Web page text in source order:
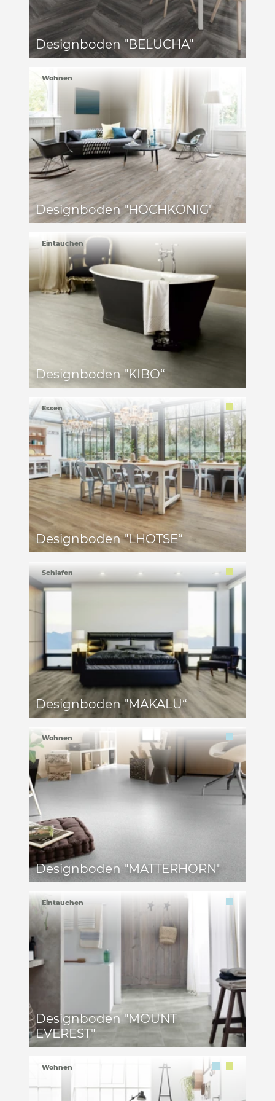
Accessoires
Böden
Sonnen- und Sichtschutz
Vorhänge
Möbelstoffe
Badezimmer
Arbeitszimmer
Accessoires
Böden
Sonnen- und Sichtschutz
Vorhänge
Möbelstoffe
Designboden "BELUCHA"
Designboden "HOCHKÖNIG"
Wohnen
Designboden "KIBO“
Eintauchen
Designboden "LHOTSE“
Essen
Designboden "MAKALU“
Schlafen
Designboden "MATTERHORN"
Wohnen
Designboden "MOUNT
EVEREST"
Eintauchen
Wohnen